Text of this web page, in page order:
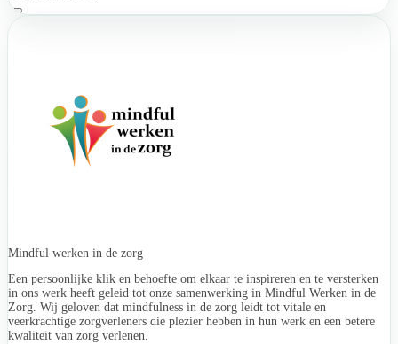
Mindful werken in de zorg
Een persoonlijke klik en behoefte om elkaar te inspireren en te versterken
in ons werk heeft geleid tot onze samenwerking in Mindful Werken in de
Zorg. Wij geloven dat mindfulness in de zorg leidt tot vitale en
veerkrachtige zorgverleners die plezier hebben in hun werk en een betere
kwaliteit van zorg verlenen.